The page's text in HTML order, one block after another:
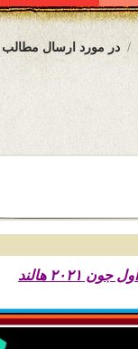
در مورد ارسال مطالب